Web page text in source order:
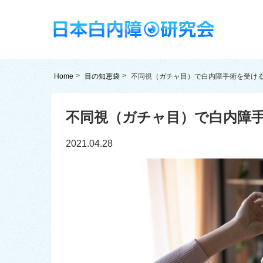
Home 目の知恵袋 不同視（ガチャ目）で白内障手術を受け
不同視（ガチャ目）で白内障
2021.04.28